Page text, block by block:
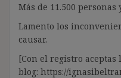
Más de 11.500
Lamento los
causar.
[Con el registro
blog: https://